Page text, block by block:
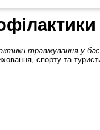
травмування у
спорту та